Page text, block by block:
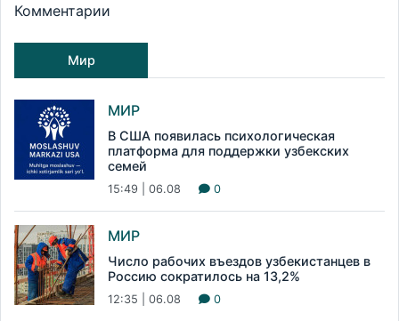
Комментарии
Мир
МИР
В США появилась психологическая
платформа для поддержки узбекских
семей
15:49 | 06.08 0
МИР
Число рабочих въездов узбекистанцев в
Россию сократилось на 13,2%
12:35 | 06.08 0